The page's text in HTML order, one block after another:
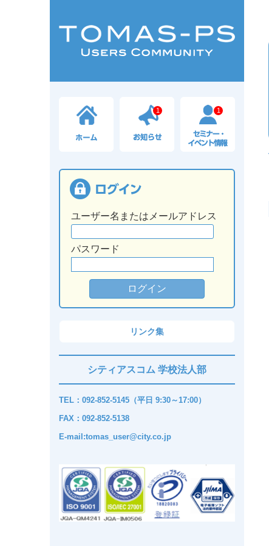
1 1
ユーザー名またはメールアドレス
パスワード
リンク集
シティアスコム 学校法人部
TEL：092-852-5145（平日 9:30～17:00）
FAX：092-852-5138
E-mail:tomas_user@city.co.jp